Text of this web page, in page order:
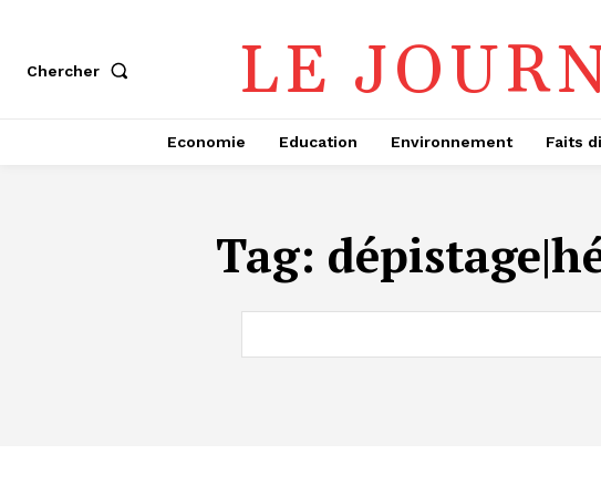
Chercher LE
Economie Education Environnement Faits
Tag: